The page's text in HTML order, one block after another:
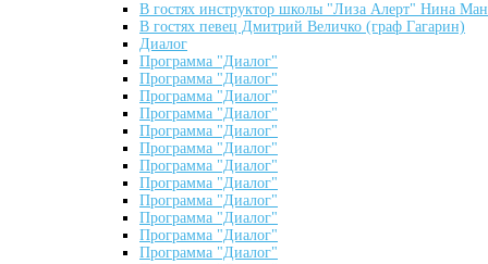
В гостях инструктор школы "Лиза Алерт" Нина
В гостях певец Дмитрий Величко (граф Гагарин)
Диалог
Программа "Диалог"
Программа "Диалог"
Программа "Диалог"
Программа "Диалог"
Программа "Диалог"
Программа "Диалог"
Программа "Диалог"
Программа "Диалог"
Программа "Диалог"
Программа "Диалог"
Программа "Диалог"
Программа "Диалог"